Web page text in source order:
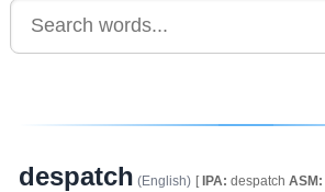
despatch (English) [IPA: despatch ASM: